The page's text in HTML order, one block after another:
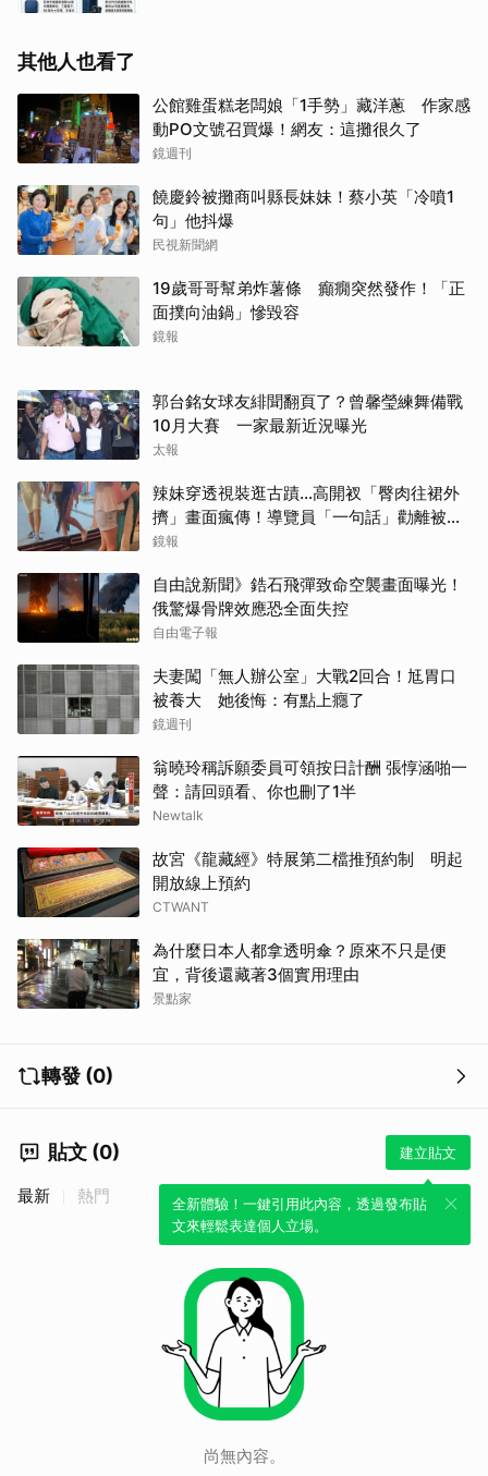
其他人也看了
公館雞蛋糕老闆娘「1手勢」藏洋蔥 作家感
動PO文號召買爆！網友：這攤很久了
鏡週刊
饒慶鈴被攤商叫縣長妹妹！蔡小英「冷噴1
句」他抖爆
民視新聞網
19歲哥哥幫弟炸薯條 癲癇突然發作！「正
面撲向油鍋」慘毀容
鏡報
郭台銘女球友緋聞翻頁了？曾馨瑩練舞備戰
10月大賽 一家最新近況曝光
太報
辣妹穿透視裝逛古蹟…高開衩「臀肉往裙外
擠」畫面瘋傳！導覽員「一句話」勸離被狂
讚
鏡報
自由說新聞》鋯石飛彈致命空襲畫面曝光！
俄驚爆骨牌效應恐全面失控
自由電子報
夫妻闖「無人辦公室」大戰2回合！尪胃口
被養大 她後悔：有點上癮了
鏡週刊
翁曉玲稱訴願委員可領按日計酬 張惇涵啪一
聲：請回頭看、你也刪了1半
Newtalk
故宮《龍藏經》特展第二檔推預約制 明起
開放線上預約
CTWANT
為什麼日本人都拿透明傘？原來不只是便
宜，背後還藏著3個實用理由
景點家
轉發 (0)
貼文 (0) 建立貼文
全新體驗！一鍵引用此內容，透過發布貼
文來輕鬆表達個人立場。
最新 熱門
尚無內容。